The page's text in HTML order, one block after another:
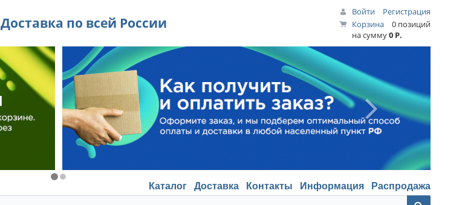
Войти
Регистрация
Корзина
0 позиций
на сумму0 Р.
Доставка по всей России
Каталог Доставка Контакты Информация Распродажа